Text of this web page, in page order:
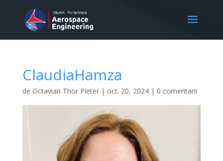
ClaudiaHamza
de Octavian Thor Pleter| oct. 20, 2024| 0 comentarii